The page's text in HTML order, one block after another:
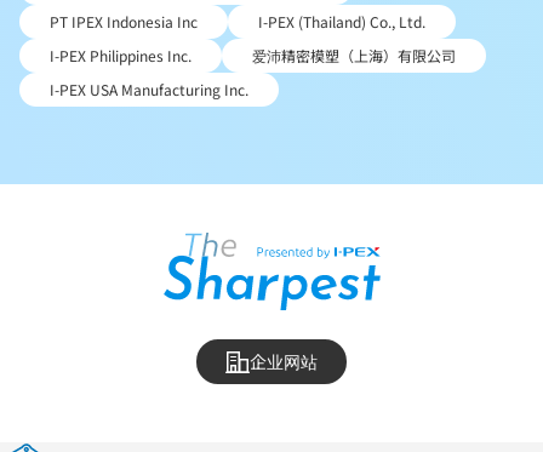
PT IPEX Indonesia Inc
I-PEX (Thailand) Co., Ltd.
I-PEX Philippines Inc.
爱沛精密模塑（上海）有限公司
I-PEX USA Manufacturing Inc.
企业网站